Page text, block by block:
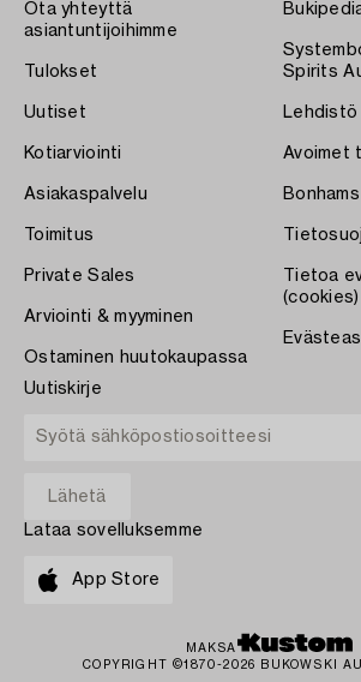
Ota yhteyttä
asiantuntijoihimme
Tulokset
Uutiset
Kotiarviointi
Asiakaspalvelu
Toimitus
Private Sales
Arviointi & myyminen
Ostaminen huutokaupassa
Spirits
Lehdistö
Avoimet
Tietoa
(cookies)
Uutiskirje
Lataa sovelluksemme
App Store
MAKSA
COPYRIGHT ©1870-2026 BUKOWSKI